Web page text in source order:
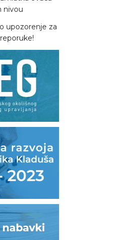
nivou
upozorenje za